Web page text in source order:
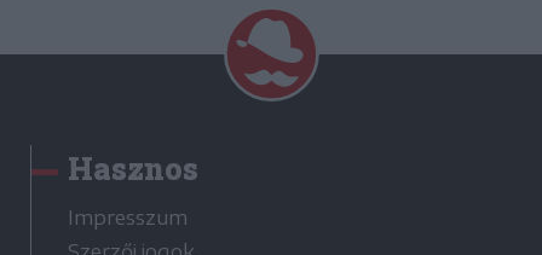
Hasznos
Impresszum